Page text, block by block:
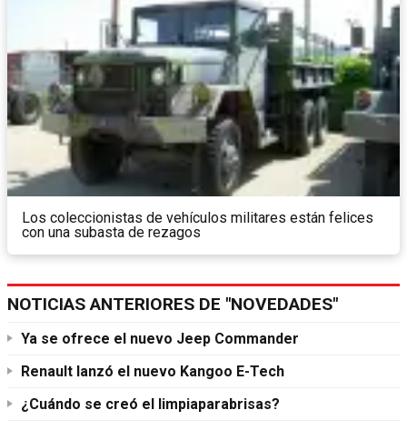
Los coleccionistas de vehículos militares están felices
con una subasta de rezagos
NOTICIAS ANTERIORES DE "NOVEDADES"
Ya se ofrece el nuevo Jeep Commander
Renault lanzó el nuevo Kangoo E-Tech
¿Cuándo se creó el limpiaparabrisas?